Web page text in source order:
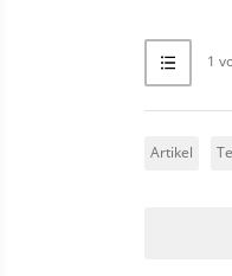
1
Artikel